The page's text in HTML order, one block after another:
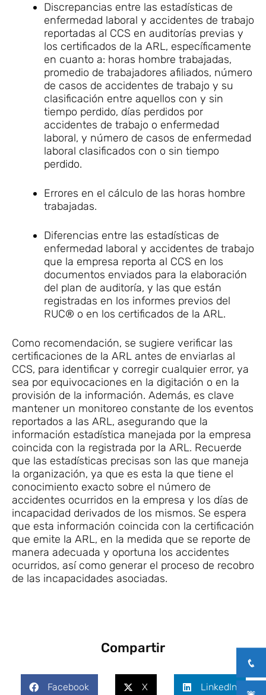
Discrepancias entre las estadísticas de
enfermedad laboral y accidentes de trabajo
reportadas al CCS en auditorías previas y
los certificados de la ARL, específicamente
en cuanto a: horas hombre trabajadas,
promedio de trabajadores afiliados, número
de casos de accidentes de trabajo y su
clasificación entre aquellos con y sin
tiempo perdido, días perdidos por
accidentes de trabajo o enfermedad
laboral, y número de casos de enfermedad
laboral clasificados con o sin tiempo
perdido.
Errores en el cálculo de las horas hombre
trabajadas.
Diferencias entre las estadísticas de
enfermedad laboral y accidentes de trabajo
que la empresa reporta al CCS en los
documentos enviados para la elaboración
del plan de auditoría, y las que están
registradas en los informes previos del
RUC® o en los certificados de la ARL.
Como recomendación, se sugiere verificar las
certificaciones de la ARL antes de enviarlas al
CCS, para identificar y corregir cualquier error, ya
sea por equivocaciones en la digitación o en la
provisión de la información. Además, es clave
mantener un monitoreo constante de los eventos
reportados a las ARL, asegurando que la
información estadística manejada por la empresa
coincida con la registrada por la ARL. Recuerde
que las estadísticas precisas son las que maneja
la organización, ya que es esta la que tiene el
conocimiento exacto sobre el número de
accidentes ocurridos en la empresa y los días de
incapacidad derivados de los mismos. Se espera
que esta información coincida con la certificación
que emite la ARL, en la medida que se reporte de
manera adecuada y oportuna los accidentes
ocurridos, así como generar el proceso de recobro
de las incapacidades asociadas.
Compartir
Facebook X LinkedIn